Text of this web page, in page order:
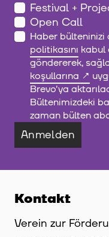
Festival +
Open Call
Haber
politikasını kabul
göndererek,
koşullarına
Brevo'ya
Bültenimizdeki
zaman bülten
Anmelden
Kontakt
Verein zur